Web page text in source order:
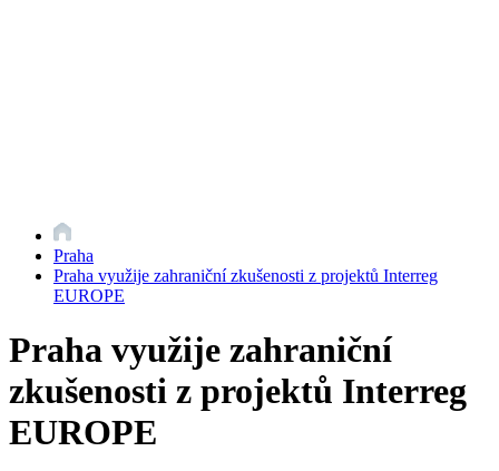
Praha
Praha využije zahraniční zkušenosti z projektů Interreg
EUROPE
Praha využije zahraniční
zkušenosti z projektů Interreg
EUROPE